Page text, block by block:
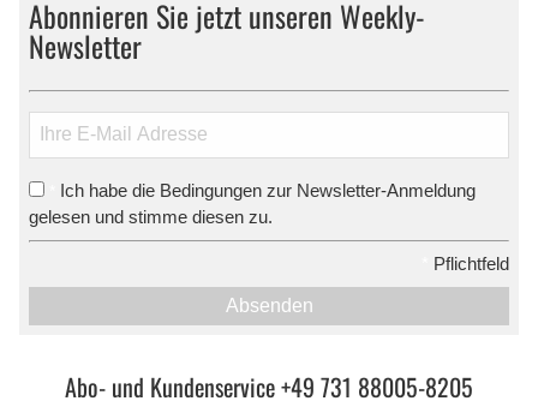
Abonnieren Sie jetzt unseren Weekly-
Newsletter
Ich habe die Bedingungen zur Newsletter-Anmeldung
gelesen und stimme diesen zu.
Pflichtfeld
Absenden
Abo- und Kundenservice +49 731 88005-8205